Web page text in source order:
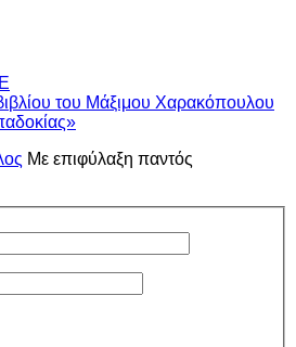
του Μάξιμου Χαρακόπουλου
Με επιφύλαξη παντός